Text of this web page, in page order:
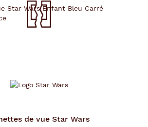
de vue Star Wars